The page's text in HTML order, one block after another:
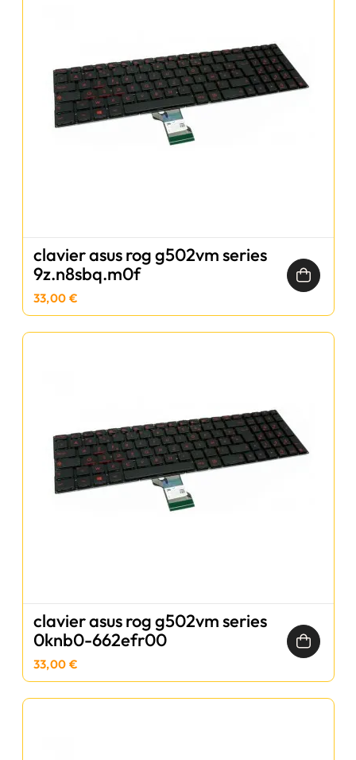
clavier asus rog g502vm series
9z.n8sbq.m0f
33,00 €
clavier asus rog g502vm series
0knb0-662efr00
33,00 €